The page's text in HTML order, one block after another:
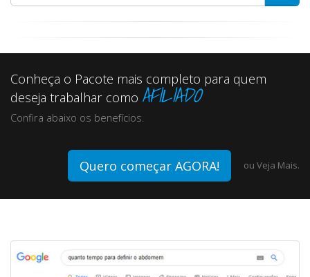
Conheça o Pacote mais completo para quem
deseja trabalhar como AFILIADO
Confira abaixo os benefícios.
Quero começar AGORA! ou Veja Mais.